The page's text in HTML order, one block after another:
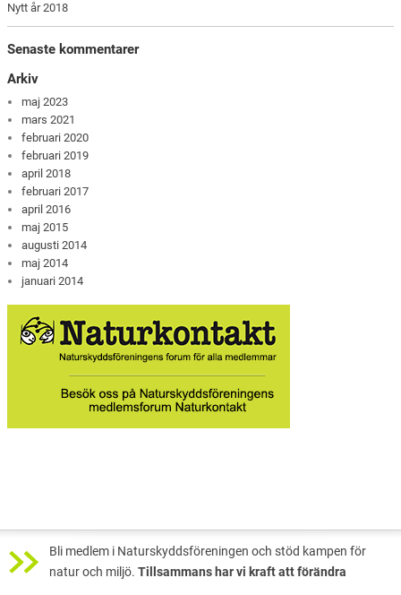
Nytt år 2018
Senaste kommentarer
Arkiv
maj 2023
mars 2021
februari 2020
februari 2019
april 2018
februari 2017
april 2016
maj 2015
augusti 2014
maj 2014
januari 2014
Bli medlem i Naturskyddsföreningen och stöd kampen för
natur och miljö. Tillsammans har vi kraft att förändra